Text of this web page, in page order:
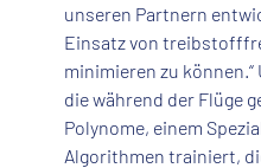
unseren Partnern
Einsatz von
minimieren zu
die während der Flüge
Polynome, einem
Algorithmen trainiert,